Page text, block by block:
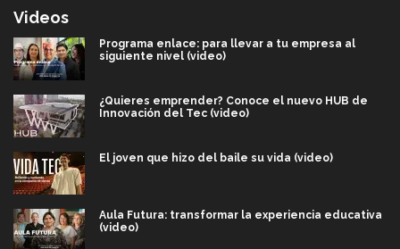
Videos
Programa enlace: para llevar a tu empresa al
siguiente nivel (video)
¿Quieres emprender? Conoce el nuevo HUB de
Innovación del Tec (video)
El joven que hizo del baile su vida (video)
Aula Futura: transformar la experiencia educativa
(video)